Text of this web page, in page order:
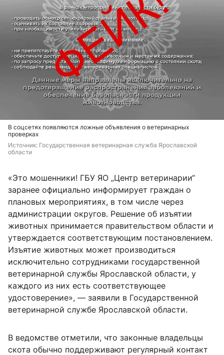
В соцсетях появляются ложные объявления о ветеринарных
проверках
Источник: Государственная ветеринарная служба Ярославской
области
«Это мошенники! ГБУ ЯО „Центр ветеринарии“
заранее официально информирует граждан о
плановых мероприятиях, в том числе через
администрации округов. Решение об изъятии
животных принимается правительством области и
утверждается соответствующим постановлением.
Изъятие животных может производиться
исключительно сотрудниками государственной
ветеринарной службы Ярославской области, у
каждого из них есть соответствующее
удостоверение», — заявили в Государственной
ветеринарной службе Ярославской области.
В ведомстве отметили, что законные владельцы
скота обычно поддерживают регулярный контакт